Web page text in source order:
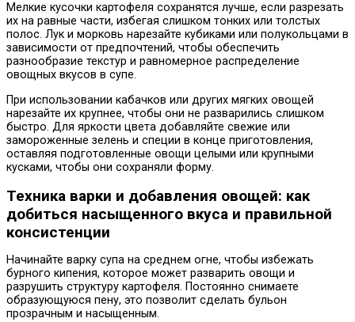
Мелкие кусочки картофеля сохранятся лучше, если разрезать
их на равные части, избегая слишком тонких или толстых
полос. Лук и морковь нарезайте кубиками или полукольцами в
зависимости от предпочтений, чтобы обеспечить
разнообразие текстур и равномерное распределение
овощных вкусов в супе.
При использовании кабачков или других мягких овощей
нарезайте их крупнее, чтобы они не разварились слишком
быстро. Для яркости цвета добавляйте свежие или
замороженные зелень и специи в конце приготовления,
оставляя подготовленные овощи целыми или крупными
кусками, чтобы они сохраняли форму.
Техника варки и добавления овощей: как
добиться насыщенного вкуса и правильной
консистенции
Начинайте варку супа на среднем огне, чтобы избежать
бурного кипения, которое может разварить овощи и
разрушить структуру картофеля. Постоянно снимаете
образующуюся пену, это позволит сделать бульон
прозрачным и насыщенным.